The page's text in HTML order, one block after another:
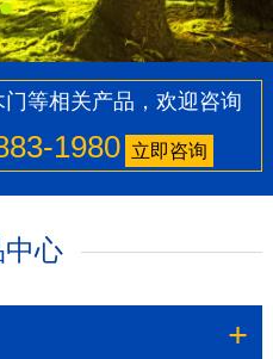
等相关产品，欢迎咨询
1980 立即咨询
中心
+